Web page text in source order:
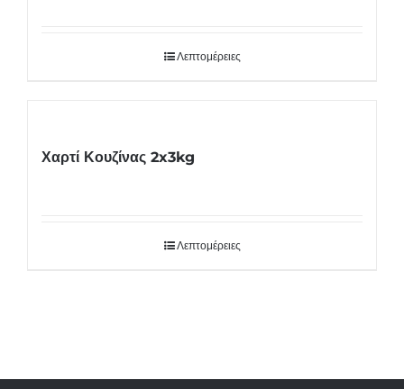
Λεπτομέρειες
Χαρτί Κουζίνας 2x3kg
Λεπτομέρειες